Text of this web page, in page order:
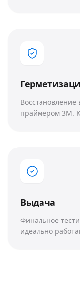
Восстановление
праймером 3M.
Выдача
Финальное
идеально